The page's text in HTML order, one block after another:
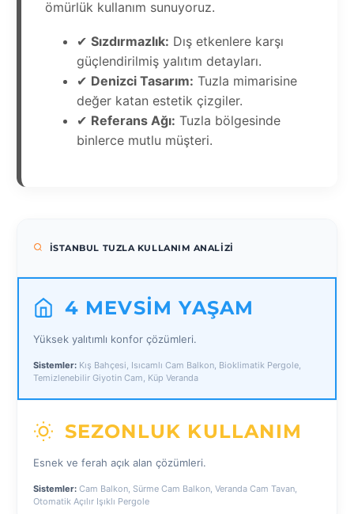
ömürlük kullanım sunuyoruz.
✔ Sızdırmazlık: Dış etkenlere karşı
güçlendirilmiş yalıtım detayları.
✔ Denizci Tasarım: Tuzla mimarisine
değer katan estetik çizgiler.
✔ Referans Ağı: Tuzla bölgesinde
binlerce mutlu müşteri.
İSTANBUL TUZLA KULLANIM ANALIZI
4 MEVSIM YAŞAM
Yüksek yalıtımlı konfor çözümleri.
Sistemler: Kış Bahçesi, Isıcamlı Cam Balkon, Bioklimatik Pergole,
Temizlenebilir Giyotin Cam, Küp Veranda
SEZONLUK KULLANIM
Esnek ve ferah açık alan çözümleri.
Sistemler: Cam Balkon, Sürme Cam Balkon, Veranda Cam Tavan,
Otomatik Açılır Işıklı Pergole